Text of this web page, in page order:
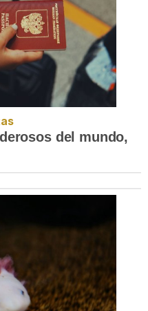
del mundo,